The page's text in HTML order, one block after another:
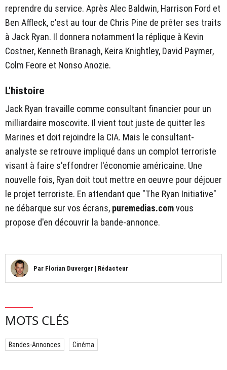
reprendre du service. Après Alec Baldwin, Harrison Ford et
Ben Affleck, c'est au tour de Chris Pine de prêter ses traits
à Jack Ryan. Il donnera notamment la réplique à Kevin
Costner, Kenneth Branagh, Keira Knightley, David Paymer,
Colm Feore et Nonso Anozie.
L'histoire
Jack Ryan travaille comme consultant financier pour un
milliardaire moscovite. Il vient tout juste de quitter les
Marines et doit rejoindre la CIA. Mais le consultant-
analyste se retrouve impliqué dans un complot terroriste
visant à faire s'effondrer l'économie américaine. Une
nouvelle fois, Ryan doit tout mettre en oeuvre pour déjouer
le projet terroriste. En attendant que "The Ryan Initiative"
ne débarque sur vos écrans, puremedias.comvous
propose d'en découvrir la bande-annonce.
Par Florian Duverger | Rédacteur
MOTS CLÉS
Bandes-Annonces Cinéma